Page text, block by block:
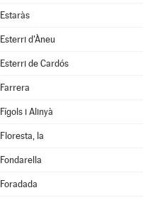
Estaràs
Esterri d'Àneu
Esterri de Cardós
Farrera
Fígols i Alinyà
Floresta, la
Fondarella
Foradada